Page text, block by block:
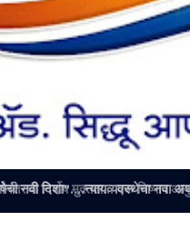
नवी दिशा"....न्यायव्यवस्थेचा नवा